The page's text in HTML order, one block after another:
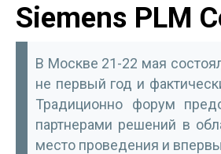
Siemens PLM
В Москве 21-22 мая
не первый год и
Традиционно форум
партнерами решений в
место проведения и